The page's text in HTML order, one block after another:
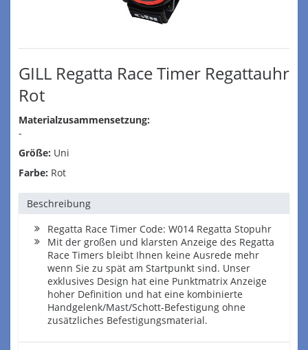
GILL Regatta Race Timer Regattauhr
Rot
Materialzusammensetzung:
-
Größe: Uni
Farbe: Rot
Beschreibung
Regatta Race Timer Code: W014 Regatta Stopuhr
Mit der großen und klarsten Anzeige des Regatta
Race Timers bleibt Ihnen keine Ausrede mehr
wenn Sie zu spät am Startpunkt sind. Unser
exklusives Design hat eine Punktmatrix Anzeige
hoher Definition und hat eine kombinierte
Handgelenk/Mast/Schott-Befestigung ohne
zusätzliches Befestigungsmaterial.